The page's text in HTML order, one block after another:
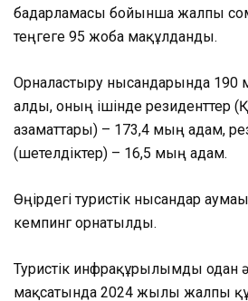
бағдарламасы бойынша жалпы
теңгеге 95 жоба мақұлданды.
Орналастыру нысандарында
алды, оның ішінде резиденттер
азаматтары) – 173,4 мың адам,
(шетелдіктер) – 16,5 мың адам.
Өңірдегі туристік нысандар
кемпинг орнатылды.
Туристік инфрақұрылымды одан
мақсатында 2024 жылы жалпы